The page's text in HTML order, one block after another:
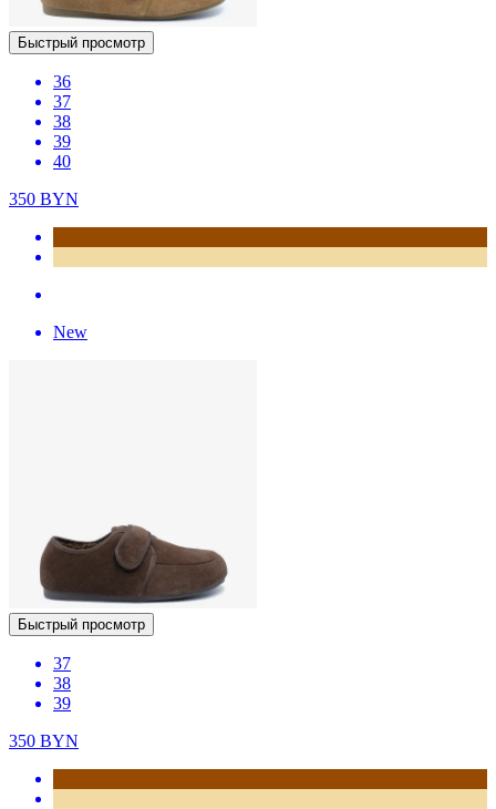
Быстрый просмотр
36
37
38
39
40
350 BYN
New
Быстрый просмотр
37
38
39
350 BYN